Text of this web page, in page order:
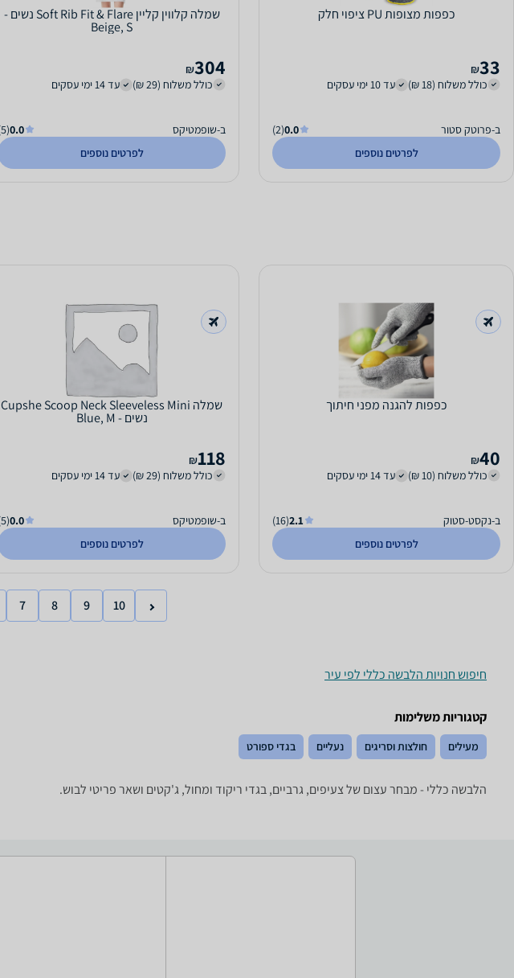
כפפות מצופות PU ציפוי חלק
33
₪
כולל משלוח (18 ₪)
עד 10 ימי עסקים
ב-פרוטק סטור 0.0
(2)
לפרטים נוספים
שמלה קלווין קליין Soft Rib Fit & Flare נשים -
Beige, S
304
₪
כולל משלוח (29 ₪)
עד 14 ימי עסקים
ב-שופמטיקס 0.0
(5)
לפרטים נוספים
כפפות להגנה מפני חיתוך
40
₪
כולל משלוח (10 ₪)
עד 14 ימי עסקים
ב-נקסט-סטוק 2.1
(16)
לפרטים נוספים
שמלה Cupshe Scoop Neck Sleeveless Mini
נשים - Blue, M
118
₪
כולל משלוח (29 ₪)
עד 14 ימי עסקים
ב-שופמטיקס 0.0
(5)
לפרטים נוספים
7 8 9 10
חיפוש חנויות הלבשה כללי לפי עיר
קטגוריות משלימות
מעילים חולצות וסריגים נעליים בגדי ספורט
הלבשה כללי - מבחר עצום של צעיפים, גרביים, בגדי ריקוד ומחול, ג'קטים ושאר פריטי לבוש.